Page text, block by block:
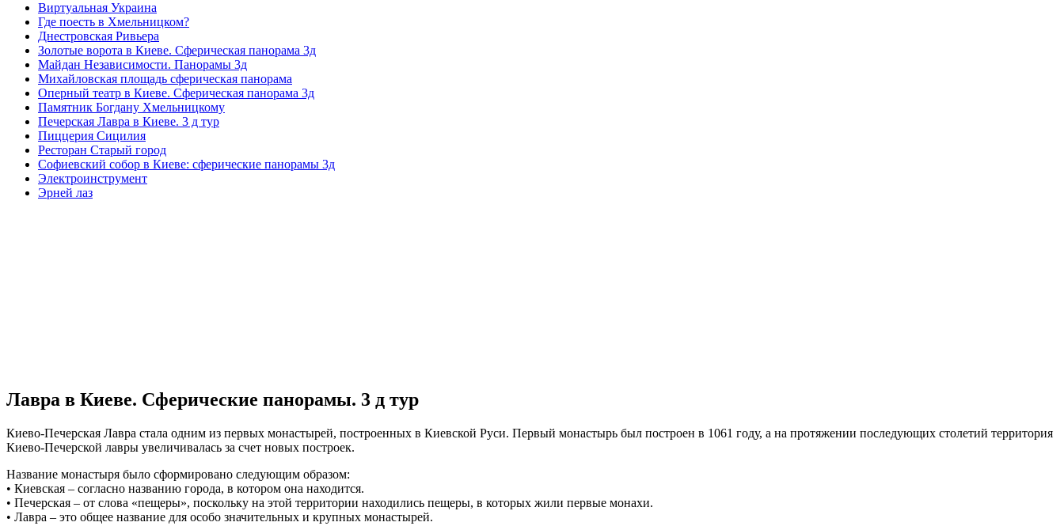
Виртуальная Украина
Где поесть в Хмельницком?
Днестровская Ривьера
Золотые ворота в Киеве. Сферическая панорама 3д
Майдан Независимости. Панорамы 3д
Михайловская площадь сферическая панорама
Оперный театр в Киеве. Сферическая панорама 3д
Памятник Богдану Хмельницкому
Печерская Лавра в Киеве. 3 д тур
Пиццерия Сицилия
Ресторан Старый город
Софиевский собор в Киеве: сферические панорамы 3д
Электроинструмент
Эрней лаз
Лавра в Киеве. Сферические панорамы. 3 д тур
Киево-Печерская Лавра стала одним из первых монастырей, построенных в Киевской Руси. Первый монастырь был построен в 1061 году, а на протяжении последующих столетий территория
Киево-Печерской лавры увеличивалась за счет новых построек.
Название монастыря было сформировано следующим образом:
• Киевская – согласно названию города, в котором она находится.
• Печерская – от слова «пещеры», поскольку на этой территории находились пещеры, в которых жили первые монахи.
• Лавра – это общее название для особо значительных и крупных монастырей.